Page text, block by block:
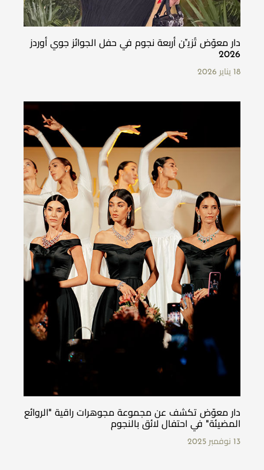
دار معوّض تُزيِّن أربعة نجوم في حفل الجوائز جوي أوردز
2026
18 يناير 2026
دار معوّض تكشف عن مجموعة مجوهرات راقية "الروائع
المضيئة" في احتفال لائق بالنجوم
13 نوفمبر 2025